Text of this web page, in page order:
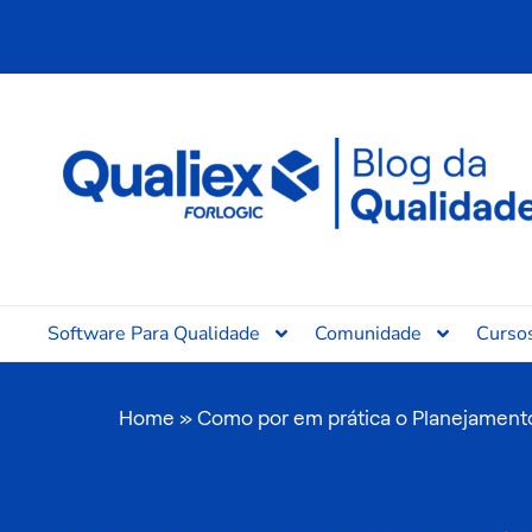
Software Para Qualidade Comunidade
Home »Como por em prática o